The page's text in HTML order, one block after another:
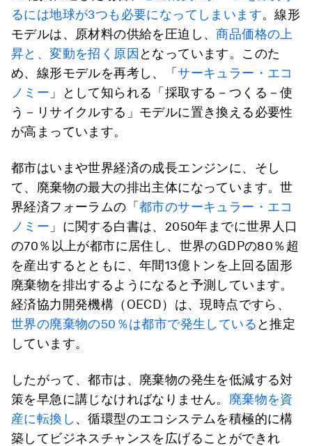
るには地球が3つも必要になってしまいます。線形
モデルは、原材料の供給を圧迫し、商品価格の上
昇と、変動を招く原因 となっています。このた
め、線形モデルを再考し、「サーキュラー・エコ
ノミー 」として知られる「採取する－つくる－使
う－リサイクルする」モデルに置き換える必要性
が高まっています。
都市はいまや世界経済の成長エンジンに、そし
て、廃棄物の最大の排出主体になっています。世
界経済フォーラムの「 都市のサーキュラー・エコ
ノミー 」に関する白書は、2050年までに世界人口
の70％以上が都市に居住し、世界のGDPの80％超
を産出するとともに、年間13億トンを上回る固形
廃棄物を排出するようになると予測しています。
経済協力開発機構（OECD）は、現時点ですら、
世界の廃棄物の50％は都市で発生している と推定
しています。
したがって、都市は、廃棄物の発生を低減する対
策を早急に講じなければなりません。 廃棄物を資
産に転換し 、循環型のエコシステムを積極的に構
築してビジネスチャンスを広げることができれ